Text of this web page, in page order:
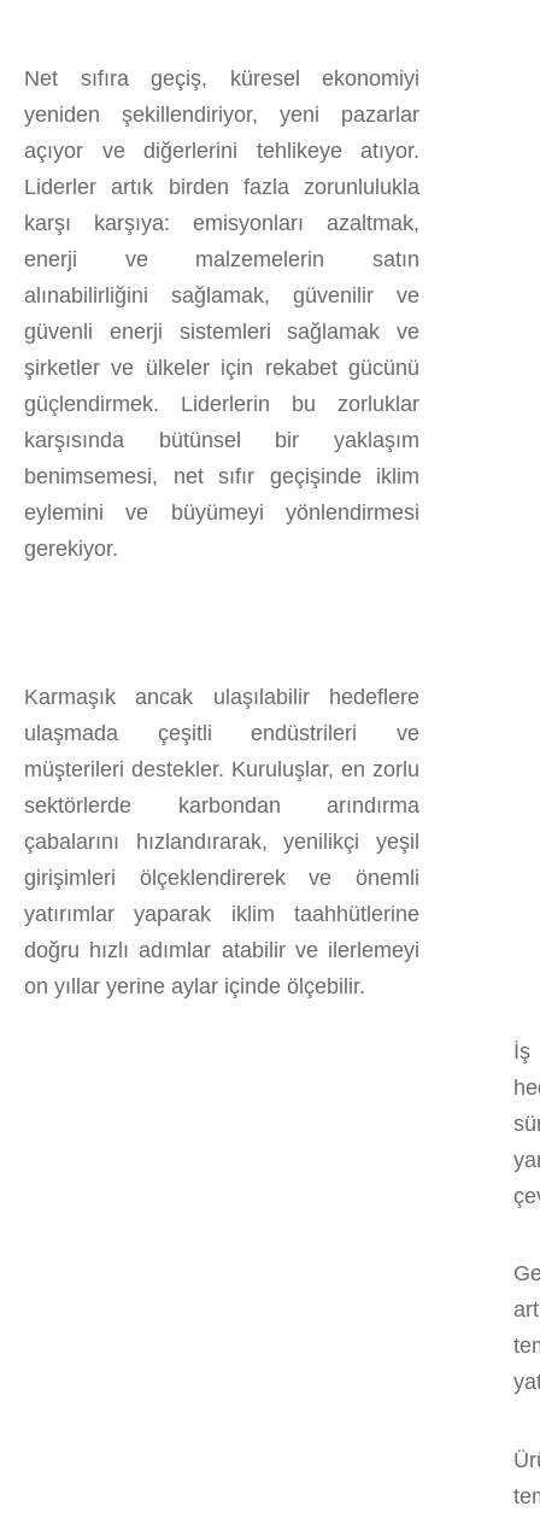
Net sıfıra geçiş, küresel ekonomiyi
yeniden şekillendiriyor, yeni pazarlar
açıyor ve diğerlerini tehlikeye atıyor.
Liderler artık birden fazla zorunlulukla
karşı karşıya: emisyonları azaltmak,
enerji ve malzemelerin satın
alınabilirliğini sağlamak, güvenilir ve
güvenli enerji sistemleri sağlamak ve
şirketler ve ülkeler için rekabet gücünü
güçlendirmek. Liderlerin bu zorluklar
karşısında bütünsel bir yaklaşım
benimsemesi, net sıfır geçişinde iklim
eylemini ve büyümeyi yönlendirmesi
gerekiyor.
Karmaşık ancak ulaşılabilir hedeflere
ulaşmada çeşitli endüstrileri ve
müşterileri destekler. Kuruluşlar, en zorlu
sektörlerde karbondan arındırma
çabalarını hızlandırarak, yenilikçi yeşil
girişimleri ölçeklendirerek ve önemli
yatırımlar yaparak iklim taahhütlerine
doğru hızlı adımlar atabilir ve ilerlemeyi
on yıllar yerine aylar içinde ölçebilir.
İş